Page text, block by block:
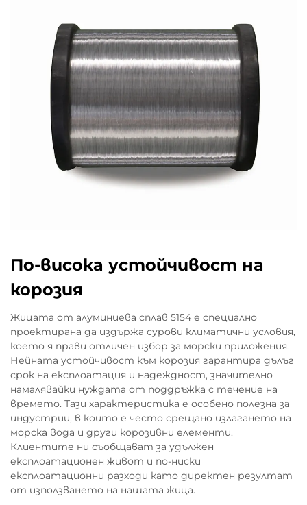
По-висока устойчивост на
корозия
Жицата от алуминиева сплав 5154 е специално
проектирана да издържа сурови климатични условия,
което я прави отличен избор за морски приложения.
Нейната устойчивост към корозия гарантира дълъг
срок на експлоатация и надеждност, значително
намалявайки нуждата от поддръжка с течение на
времето. Тази характеристика е особено полезна за
индустрии, в които е често срещано излагането на
морска вода и други корозивни елементи.
Клиентите ни съобщават за удължен
експлоатационен живот и по-ниски
експлоатационни разходи като директен резултат
от използването на нашата жица.